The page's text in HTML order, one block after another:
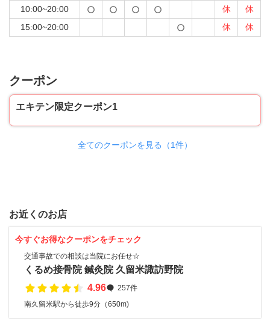
10:00~20:00 休
休
15:00~20:00
休 休
クーポン
エキテン限定クーポン1
全てのクーポンを見る（1件）
お近くのお店
今すぐお得なクーポンをチェック
交通事故での相談は当院にお任せ☆
くるめ接骨院 鍼灸院 久留米諏訪野院
4.96
257件
南久留米駅から徒歩9分（650m)